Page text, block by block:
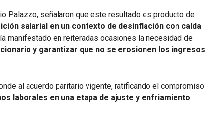
Palazzo, señalaron que este resultado es producto de
salarial en un contexto de desinflación con caída
manifestado en reiteradas ocasiones la necesidad de
y garantizar que no se erosionen los ingresos
al acuerdo paritario vigente, ratificando el compromiso
laborales en una etapa de ajuste y enfriamiento